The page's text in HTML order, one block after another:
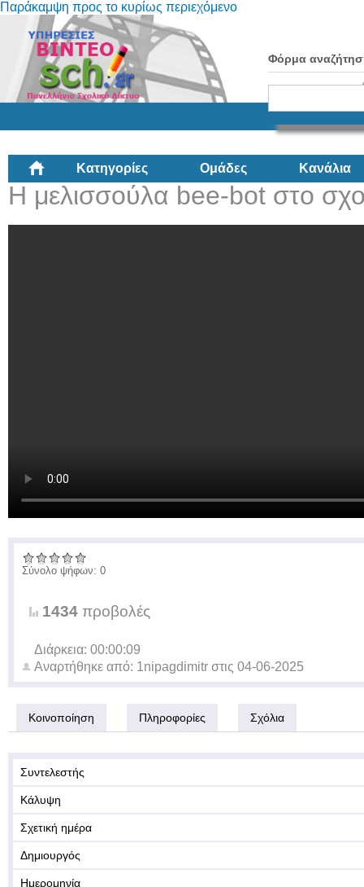
Παράκαμψη προς το κυρίως περιεχόμενο
Φόρμα
Κατηγορίες Ομάδες Κανάλια
Η μελισσούλα bee-bot στο
Σύνολο ψήφων: 0
1434 προβολές
Διάρκεια: 00:00:09
Αναρτήθηκε από: 1nipagdimitr στις 04-06-2025
Κοινοποίηση Πληροφορίες Σχόλια
Συντελεστής
Κάλυψη
Σχετική ημέρα
Δημιουργός
Ημερομηνία